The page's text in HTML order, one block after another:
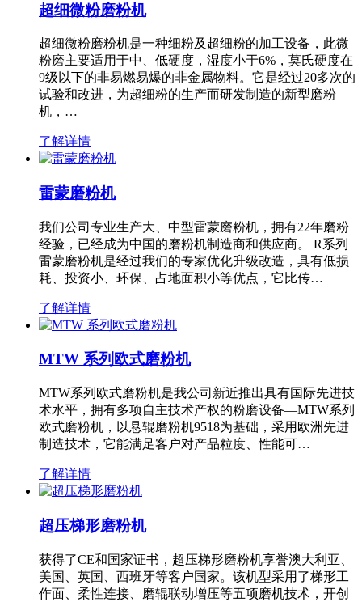
超细微粉磨粉机
超细微粉磨粉机是一种细粉及超细粉的加工设备，此微
粉磨主要适用于中、低硬度，湿度小于6%，莫氏硬度在
9级以下的非易燃易爆的非金属物料。它是经过20多次的
试验和改进，为超细粉的生产而研发制造的新型磨粉
机，…
了解详情
雷蒙磨粉机
我们公司专业生产大、中型雷蒙磨粉机，拥有22年磨粉
经验，已经成为中国的磨粉机制造商和供应商。 R系列
雷蒙磨粉机是经过我们的专家优化升级改造，具有低损
耗、投资小、环保、占地面积小等优点，它比传…
了解详情
MTW 系列欧式磨粉机
MTW系列欧式磨粉机是我公司新近推出具有国际先进技
术水平，拥有多项自主技术产权的粉磨设备—MTW系列
欧式磨粉机，以悬辊磨粉机9518为基础，采用欧洲先进
制造技术，它能满足客户对产品粒度、性能可…
了解详情
超压梯形磨粉机
获得了CE和国家证书，超压梯形磨粉机享誉澳大利亚、
美国、英国、西班牙等客户国家。该机型采用了梯形工
作面、柔性连接、磨辊联动增压等五项磨机技术，开创